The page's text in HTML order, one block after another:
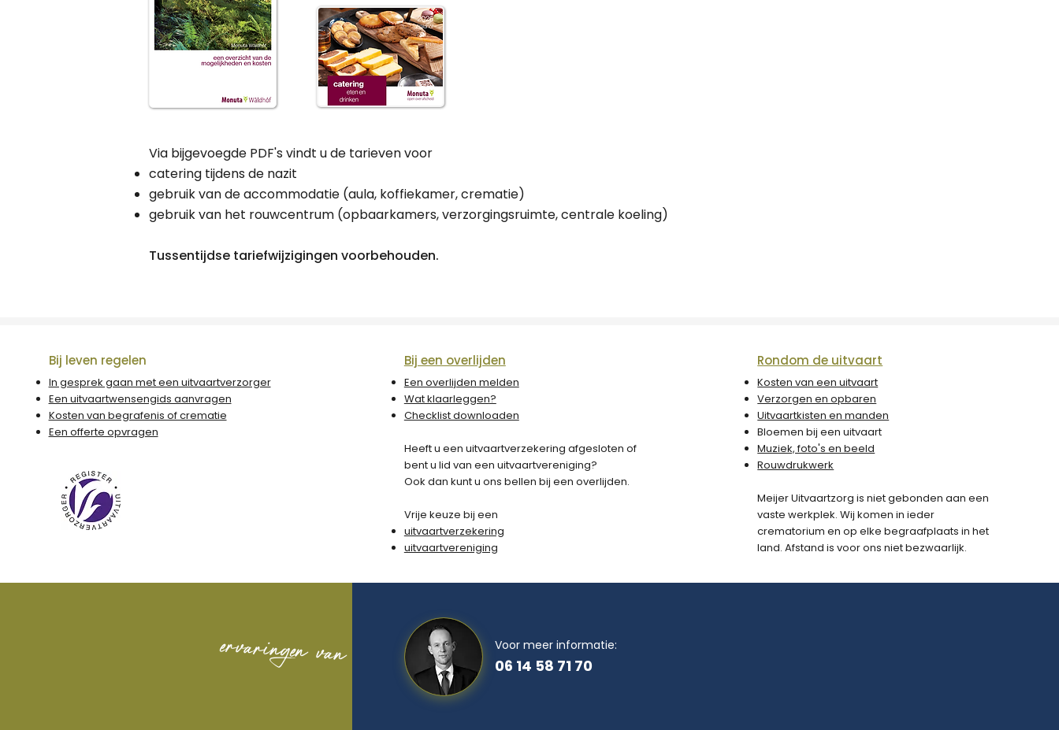
Via bijgevoegde PDF's vindt u de tarieven voor
catering tijdens de nazit
gebruik van de accommodatie (aula, koffiekamer, crematie)
gebruik van het rouwcentrum (opbaarkamers, verzorgingsruimte, centrale koeling)
Tussentijdse tariefwijzigingen voorbehouden.
Bij leven regelen
In gesprek gaan met een uitvaartverzorger
Een uitvaartwensengids aanvragen
Kosten van begrafenis of crematie
Een offerte opvragen
Bij een overlijden
Een overlijden melden
Wat klaarleggen?
Checklist downloaden
Heeft u een uitvaartverzekering afgesloten of
bent u lid van een uitvaartvereniging?
Ook dan kunt u ons bellen bij een overlijden.
Vrije keuze bij een
uitvaartverzekering
uitvaartvereniging
Rondom de uitvaart
Kosten van een uitvaart
Verzorgen en opbaren
Uitvaartkisten en manden
Bloemen bij een uitvaart
Muziek, foto's en beeld
Rouwdrukwerk
Meijer Uitvaartzorg is niet gebonden aan een
vaste werkplek. Wij komen in ieder
crematorium en op elke begraafplaats in het
land. Afstand is voor ons niet bezwaarlijk.
ervaringen van anderen Voor meer informatie:
06 14 58 71 70